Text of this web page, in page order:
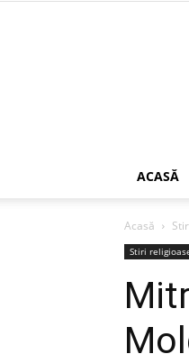
ACASĂ
Acasă
Stiri